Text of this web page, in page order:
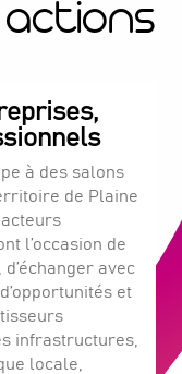
actions
à des salons
de Plaine
l’occasion de
avec
et
infrastructures,
locale,